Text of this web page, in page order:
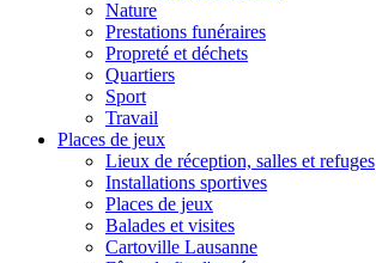
Nature
Prestations funéraires
Propreté et déchets
Quartiers
Sport
Travail
Places de jeux
Lieux de réception, salles et refuges
Installations sportives
Places de jeux
Balades et visites
Cartoville Lausanne